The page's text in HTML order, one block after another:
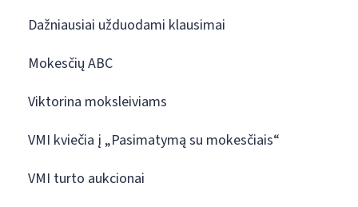
Dažniausiai užduodami klausimai
Mokesčių ABC
Viktorina moksleiviams
VMI kviečia į „Pasimatymą su mokesčiais“
VMI turto aukcionai